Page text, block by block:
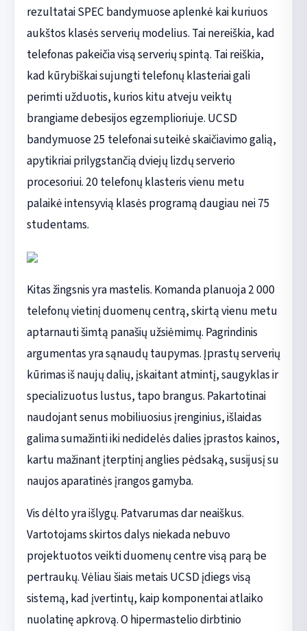
rezultatai SPEC bandymuose aplenkė kai kuriuos
aukštos klasės serverių modelius. Tai nereiškia, kad
telefonas pakeičia visą serverių spintą. Tai reiškia,
kad kūrybiškai sujungti telefonų klasteriai gali
perimti užduotis, kurios kitu atveju veiktų
brangiame debesijos egzemplioriuje. UCSD
bandymuose 25 telefonai suteikė skaičiavimo galią,
apytikriai prilygstančią dviejų lizdų serverio
procesoriui. 20 telefonų klasteris vienu metu
palaikė intensyvią klasės programą daugiau nei 75
studentams.
Kitas žingsnis yra mastelis. Komanda planuoja 2 000
telefonų vietinį duomenų centrą, skirtą vienu metu
aptarnauti šimtą panašių užsiėmimų. Pagrindinis
argumentas yra sąnaudų taupymas. Įprastų serverių
kūrimas iš naujų dalių, įskaitant atmintį, saugyklas ir
specializuotus lustus, tapo brangus. Pakartotinai
naudojant senus mobiliuosius įrenginius, išlaidas
galima sumažinti iki nedidelės dalies įprastos kainos,
kartu mažinant įterptinį anglies pėdsaką, susijusį su
naujos aparatinės įrangos gamyba.
Vis dėlto yra išlygų. Patvarumas dar neaiškus.
Vartotojams skirtos dalys niekada nebuvo
projektuotos veikti duomenų centre visą parą be
pertraukų. Vėliau šiais metais UCSD įdiegs visą
sistemą, kad įvertintų, kaip komponentai atlaiko
nuolatinę apkrovą. O hipermastelio dirbtinio